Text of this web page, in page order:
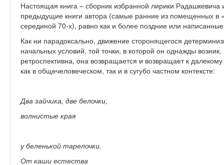
Настоящая книга – сборник избранной лирики
предыдущие книги автора (самые ранние из помещенных в
серединой 70-х), равно как и более поздние или
Как ни парадоксально, движение сторонящегося
начальных условий, той точки, в которой он однажды
ретроспективна, она возвращается и возвращает к
как в общечеловеческом, так и в сугубо частном контексте:
Два зайчика, две белочки,
волнистые края
у беленькой тарелочки.
От каши естества